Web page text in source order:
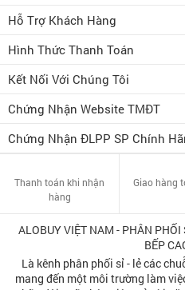
Hỗ Trợ Khách Hàng
Hình Thức Thanh Toán
Kết Nối Với Chúng Tôi
Chứng Nhận Website TMĐT
Chứng Nhận ĐLPP SP Chính
Thanh toán khi nhận
hàng
Giao hàng
ALOBUY VIỆT NAM - PHÂN
BẾP
Là kênh phân phối sỉ - lẻ các
mang đến một môi trường làm